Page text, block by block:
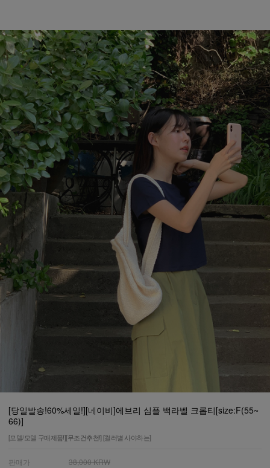
[당일발송!60%세일!][네이비]에브리 심플 백라벨 크롭티[size:F(55~
66)]
[모델/모델 구매제품!][무조건추천!] [컬러별 사야하는]
판매가
38,000 KRW